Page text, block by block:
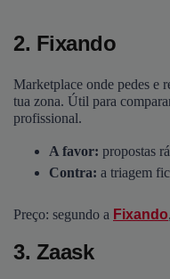
2. Fixando
Marketplace onde pedes e
tua zona. Útil para
profissional.
A favor: propostas
Contra: a triagem
Preço: segundo a Fixando
3. Zaask